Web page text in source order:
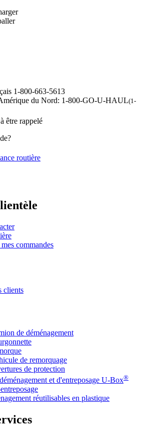
1-800-663-5613
du Nord: 1-800-GO-U-HAUL(1-
être rappelé
routière
commandes
clients
de déménagement
de remorquage
de protection
et d'entreposage U-Box®
réutilisables en plastique